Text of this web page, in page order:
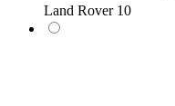
Land Rover 10